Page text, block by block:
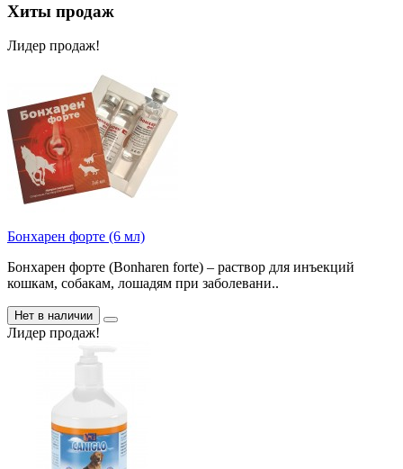
Хиты продаж
Лидер продаж!
Бонхарен форте (6 мл)
Бонхарен форте (Bonharen forte) – раствор для инъекций
кошкам, собакам, лошадям при заболевани..
Нет в наличии
Лидер продаж!